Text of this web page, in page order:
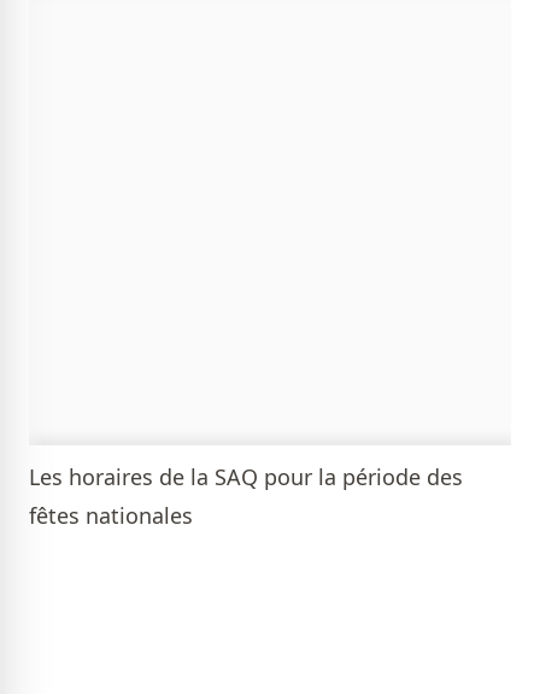
Les horaires de la SAQ pour la période des
fêtes nationales